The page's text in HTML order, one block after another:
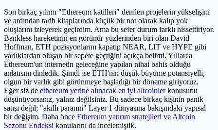
Son birkaç yılımı "Ethereum katilleri" denilen projelerin yükselişini
ve ardından tarih kitaplarında küçük bir not olarak kalıp yok
oluşlarını izleyerek geçirdim. Ama bu sefer durum farklı hissettiriyor.
Bankless hareketinin en görünür yüzlerinden biri olan David
Hoffman, ETH pozisyonlarını kapatıp NEAR, LIT ve HYPE gibi
varlıklardan oluşan bir sepete geçtiğini açıkça belirtti. Yıllarca
Ethereum'un internetin geleceğine yapılan nihai bahis olduğu
anlatısını dinledik. Şimdi ise ETH'nin düşük büyüme potansiyelli,
olgun bir varlık gibi görünmeye başladığı bir döneme giriyoruz.
Eğer siz de ethereum yerine alınacak en iyi altcoinlerkonusunu
düşünüyorsanız, yalnız değilsiniz. Bu sadece birkaç kişinin panik
satışı değil; "akıllı paranın" Layer 1 dünyasına bakışındaki yapısal
bir değişim. Daha önce Ethereum yatırım stratejileri ve Altcoin
Sezonu Endeksi konularını da incelemiştik.